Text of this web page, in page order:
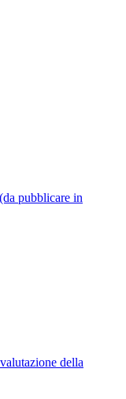
pubblicare in
della